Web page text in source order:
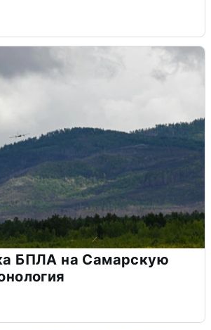
БПЛА на Самарскую